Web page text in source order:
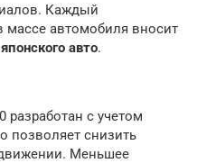
Каждый
автомобиля вносит
авто.
разработан с учетом
позволяет снизить
Меньшее